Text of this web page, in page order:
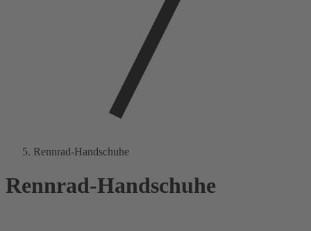
Rennrad-Handschuhe
Rennrad-Handschuhe